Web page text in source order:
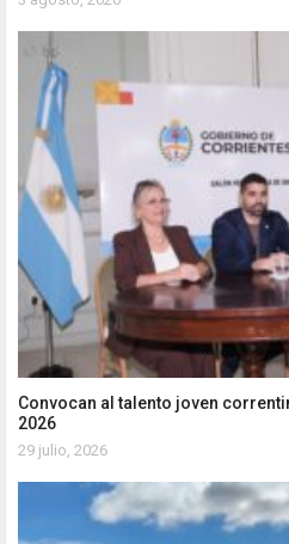
Convocan al talento joven
2026
29 julio, 2026